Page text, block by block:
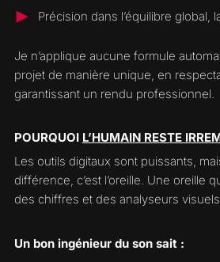
Précision dans l’équilibre global,
Je n’applique aucune formule
projet de manière unique, en
garantissant un rendu professionnel.
POURQUOI L’HUMAIN RESTE
Les outils digitaux sont puissants,
différence, c’est l’oreille. Une oreille
des chiffres et des analyseurs
Un bon ingénieur du son sait :